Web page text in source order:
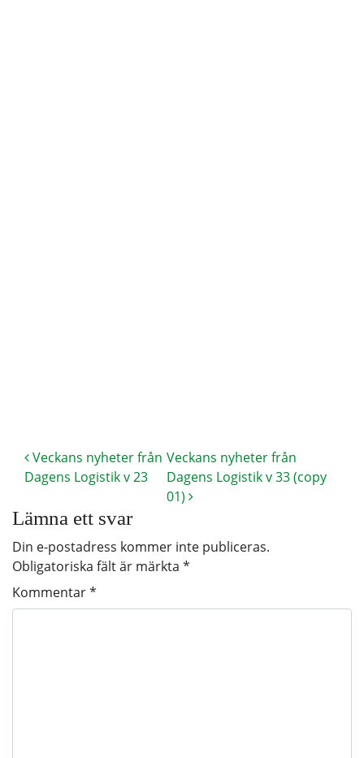
Veckans nyheter från
Dagens Logistik v 23
Veckans nyheter från
Dagens Logistik v 33 (copy
01)
Lämna ett svar
Din e-postadress kommer inte publiceras.
Obligatoriska fält är märkta *
Kommentar*